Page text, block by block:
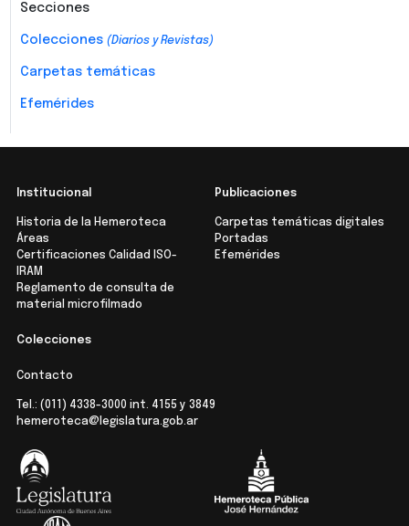
Secciones
Colecciones (Diarios y Revistas)
Carpetas temáticas
Efemérides
Institucional
Historia de la Hemeroteca
Áreas
Certificaciones Calidad ISO-
IRAM
Reglamento de consulta de
material microfilmado
Publicaciones
Carpetas temáticas digitales
Portadas
Efemérides
Colecciones
Contacto
Tel.: (011) 4338-3000 int. 4155 y 3849
hemeroteca@legislatura.gob.ar